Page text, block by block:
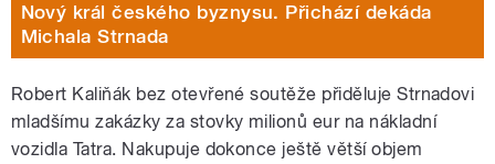
Nový král českého byznysu. Přichází dekáda
Michala Strnada
Robert Kaliňák bez otevřené soutěže přiděluje Strnadovi
mladšímu zakázky za stovky milionů eur na nákladní
vozidla Tatra. Nakupuje dokonce ještě větší objem